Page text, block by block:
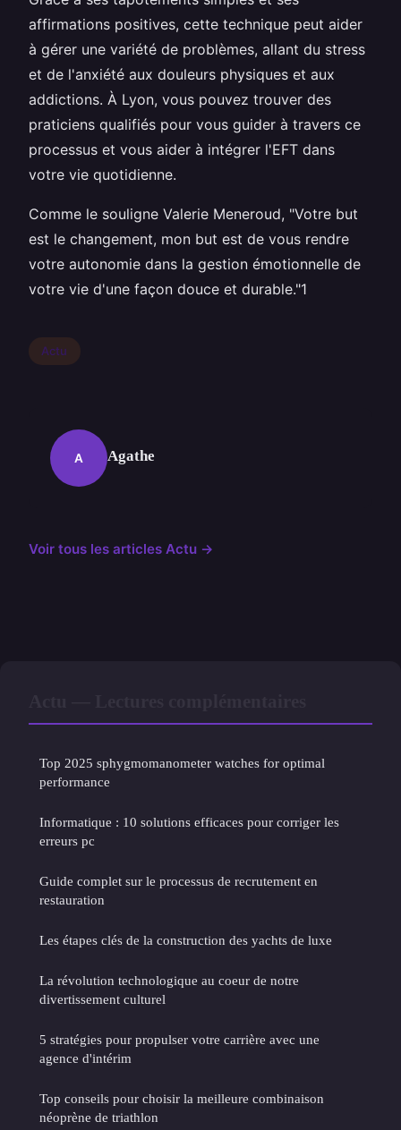
affirmations positives, cette technique peut aider
à gérer une variété de problèmes, allant du stress
et de l'anxiété aux douleurs physiques et aux
addictions. À Lyon, vous pouvez trouver des
praticiens qualifiés pour vous guider à travers ce
processus et vous aider à intégrer l'EFT dans
votre vie quotidienne.
Comme le souligne Valerie Meneroud, "Votre but
est le changement, mon but est de vous rendre
votre autonomie dans la gestion émotionnelle de
votre vie d'une façon douce et durable."1
Actu
A Agathe
Voir tous les articles Actu →
Top 2025 sphygmomanometer watches for optimal
performance
Informatique : 10 solutions efficaces pour corriger les
erreurs pc
Guide complet sur le processus de recrutement en
restauration
Les étapes clés de la construction des yachts de luxe
La révolution technologique au coeur de notre
divertissement culturel
5 stratégies pour propulser votre carrière avec une
agence d'intérim
Top conseils pour choisir la meilleure combinaison
néoprène de triathlon